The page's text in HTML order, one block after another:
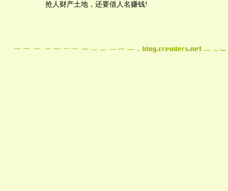
抢人财产土地，还要借人名赚钱!